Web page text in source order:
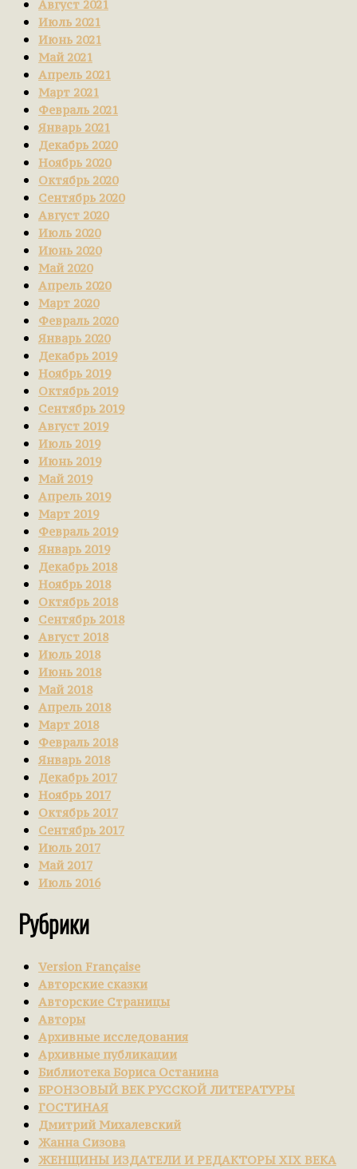
Август 2021
Июль 2021
Июнь 2021
Май 2021
Апрель 2021
Март 2021
Февраль 2021
Январь 2021
Декабрь 2020
Ноябрь 2020
Октябрь 2020
Сентябрь 2020
Август 2020
Июль 2020
Июнь 2020
Май 2020
Апрель 2020
Март 2020
Февраль 2020
Январь 2020
Декабрь 2019
Ноябрь 2019
Октябрь 2019
Сентябрь 2019
Август 2019
Июль 2019
Июнь 2019
Май 2019
Апрель 2019
Март 2019
Февраль 2019
Январь 2019
Декабрь 2018
Ноябрь 2018
Октябрь 2018
Сентябрь 2018
Август 2018
Июль 2018
Июнь 2018
Май 2018
Апрель 2018
Март 2018
Февраль 2018
Январь 2018
Декабрь 2017
Ноябрь 2017
Октябрь 2017
Сентябрь 2017
Июль 2017
Май 2017
Июль 2016
Рубрики
Version Française
Авторские сказки
Авторские Страницы
Авторы
Архивные исследования
Архивные публикации
Библиотека Бориса Останина
БРОНЗОВЫЙ ВЕК РУССКОЙ ЛИТЕРАТУРЫ
ГОСТИНАЯ
Дмитрий Михалевский
Жанна Сизова
ЖЕНЩИНЫ ИЗДАТЕЛИ И РЕДАКТОРЫ XIX ВЕКА